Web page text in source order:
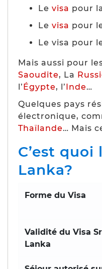
Le visa pour
Le visa pour
Le visa pour
Mais aussi pour
Saoudite, La
l’Égypte, l’Inde…
Quelques pays
électronique,
Thaïlande… Mais
C’est quoi
Lanka?
Forme du Visa
Validité du Visa
Lanka